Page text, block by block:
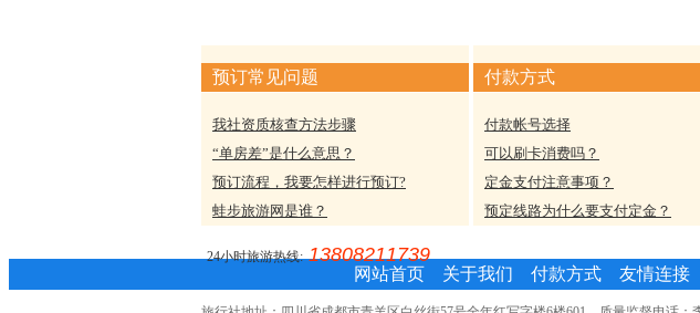
预订常见问题
我社资质核查方法步骤
“单房差”是什么意思？
预订流程，我要怎样进行预订?
蛙步旅游网是谁？
付款方式
付款帐号选择
可以刷卡消费吗？
定金支付注意事项？
预定线路为什么要支付定金？
24小时旅游热线: 13808211739
网站首页 关于我们 付款方式 友情连接